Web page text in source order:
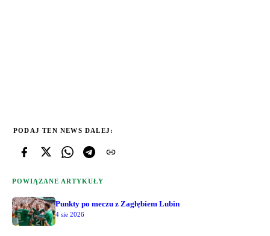
PODAJ TEN NEWS DALEJ:
POWIĄZANE ARTYKUŁY
Punkty po meczu z Zagłębiem Lubin
4 sie 2026